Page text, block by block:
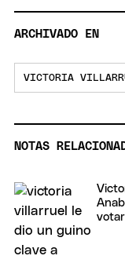
ARCHIVADO EN
VICTORIA
NOTAS